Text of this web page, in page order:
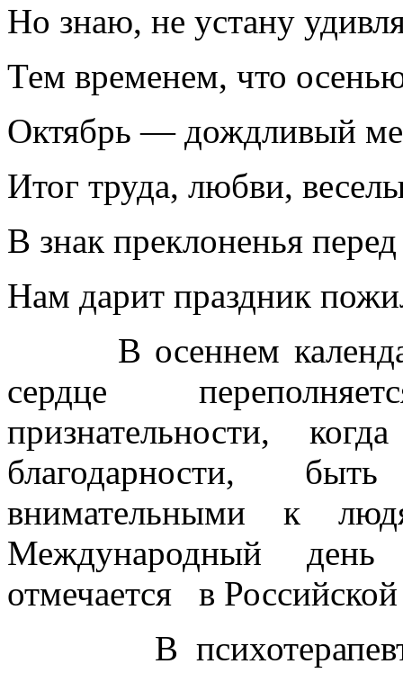
Но знаю, не устану
Тем временем, что
Октябрь — дождливый
Итог труда, любви,
В знак преклоненья
Нам дарит праздник
В осеннем календаре
сердце
признательности,
благодарности,
внимательными к
Международный
отмечается в
В